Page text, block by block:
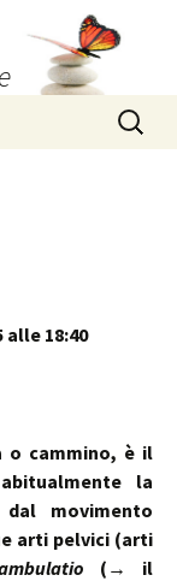
Ricerca
per:
18:40
o cammino, è il
la
dal movimento
arti pelvici (arti
(→ il